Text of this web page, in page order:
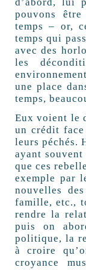
d’abord, lui
pouvons
temps – or,
temps qui
avec des
les
une place
temps,
Eux voient le
un crédit
leurs péchés.
ayant
que ces
exemple par
nouvelles
famille, etc.,
rendre la
puis on
politique, la
à croire
croyance